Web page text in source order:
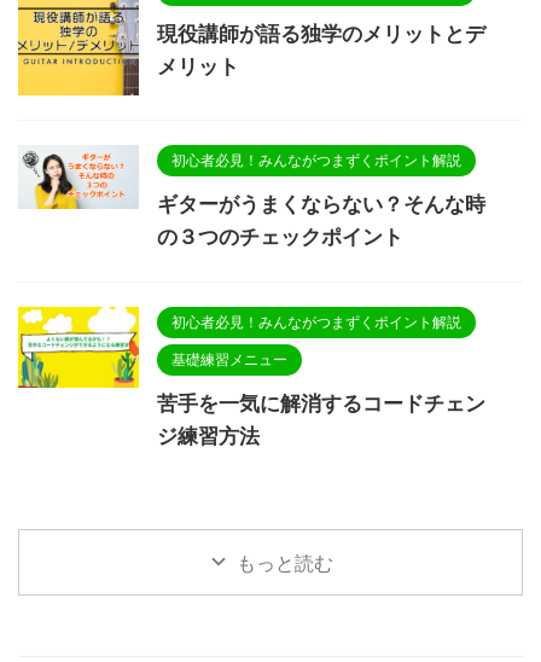
現役講師が語る独学のメリットとデ
メリット
初心者必見！みんながつまずくポイント解説
ギターがうまくならない？そんな時
の３つのチェックポイント
初心者必見！みんながつまずくポイント解説
基礎練習メニュー
苦手を一気に解消するコードチェン
ジ練習方法
もっと読む